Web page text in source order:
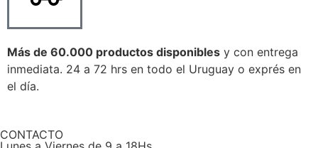
Más de 60.000 productos disponibles y con entrega
inmediata. 24 a 72 hrs en todo el Uruguay o exprés en
el día.
CONTACTO